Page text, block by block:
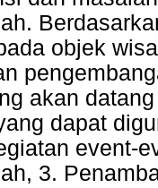
objek
akan
dapat
event-
3.